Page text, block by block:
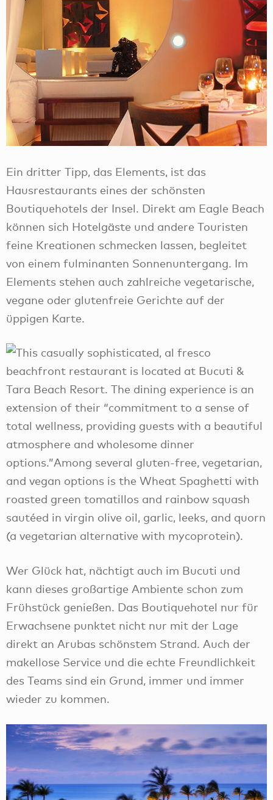
Ein dritter Tipp, das Elements, ist das
Hausrestaurants eines der schönsten
Boutiquehotels der Insel. Direkt am Eagle Beach
können sich Hotelgäste und andere Touristen
feine Kreationen schmecken lassen, begleitet
von einem fulminanten Sonnenuntergang. Im
Elements stehen auch zahlreiche vegetarische,
vegane oder glutenfreie Gerichte auf der
üppigen Karte.
Wer Glück hat, nächtigt auch im Bucuti und
kann dieses großartige Ambiente schon zum
Frühstück genießen. Das Boutiquehotel nur für
Erwachsene punktet nicht nur mit der Lage
direkt an Arubas schönstem Strand. Auch der
makellose Service und die echte Freundlichkeit
des Teams sind ein Grund, immer und immer
wieder zu kommen.